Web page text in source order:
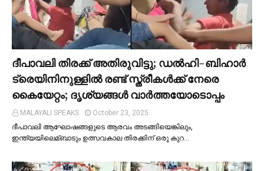
ദീപാവലി തിരക്ക് അതിരുവിട്ടു; ഡല്‍ഹി-ബിഹാര്‍
ട്രെയിനിനുള്ളില്‍ രണ്ട് സ്ത്രീകള്‍ക്ക് നേരെ
കൈയേറ്റം; ദൃശ്യങ്ങള്‍ വാർത്തയോടൊപ്പം
MALAYALI SPEAKS
October 23, 2025
ദീപാവലി ആഘോഷങ്ങളുടെ ആരവം അടങ്ങിയെങ്കിലും,
ഇന്ത്യയിലെമ്ബാടും ഉത്സവകാല തിരക്കിന് ഒരു കുറ…